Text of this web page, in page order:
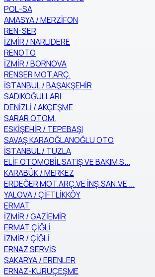
POL-SA
AMASYA / MERZİFON
REN-SER
İZMİR / NARLIDERE
RENOTO
İZMİR / BORNOVA
RENSER MOT.ARÇ.
İSTANBUL / BAŞAKŞEHİR
SADIKOĞULLARI
DENİZLİ / AKÇEŞME
SARAR OTOM.
ESKİŞEHİR / TEPEBAŞI
SAVAŞ KARAOĞLANOĞLU OTO
İSTANBUL / TUZLA
ELİF OTOMOBİL SATIŞ VE BAKIM S...
KARABÜK / MERKEZ
ERDEĞER MOT.ARÇ.VE İNŞ.SAN.VE ...
YALOVA / ÇİFTLİKKÖY
ERMAT
İZMİR / GAZİEMİR
ERMAT ÇİĞLİ
İZMİR / ÇİĞLİ
ERNAZ SERVİS
SAKARYA / ERENLER
ERNAZ-KURUÇEŞME